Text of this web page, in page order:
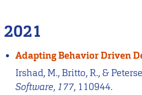
2021
Adapting Behavior Driven
Irshad, M., Britto, R., &
Software, 177, 110944.